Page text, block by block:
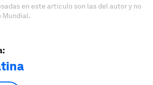
en este artículo son las del autor y no
Mundial.